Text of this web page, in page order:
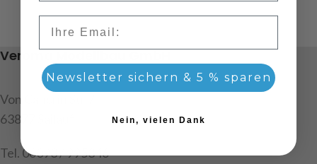
Veroma Modellbau GmbH
Von Cancrin Str.7
63877 Sailauf
Tel. 06093 / 995346
Newsletter sichern & 5 % sparen
Nein, vielen Dank